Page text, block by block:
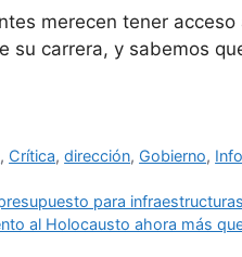
merecen tener
su carrera, y sabemos
, Crítica,dirección, Gobierno,
para
al Holocausto ahora más